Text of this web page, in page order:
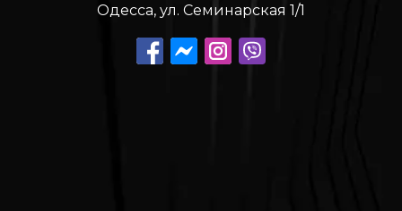
Одесса, ул. Семинарская 1/1